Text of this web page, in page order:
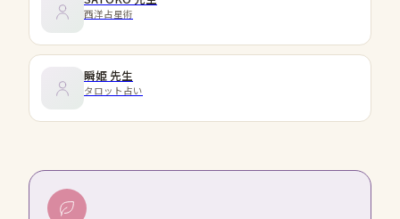
西洋占星術
瞬姫 先生
タロット占い